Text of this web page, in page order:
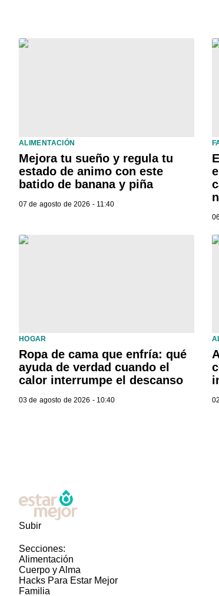
ALIMENTACIÓN
Mejora tu sueño y regula tu
estado de animo con este
batido de banana y piña
07 de agosto de 2026 - 11:40
HOGAR
Ropa de cama que enfría: qué
ayuda de verdad cuando el
calor interrumpe el descanso
03 de agosto de 2026 - 10:40
Subir
Secciones:
Alimentación
Cuerpo y Alma
Hacks Para Estar Mejor
Familia